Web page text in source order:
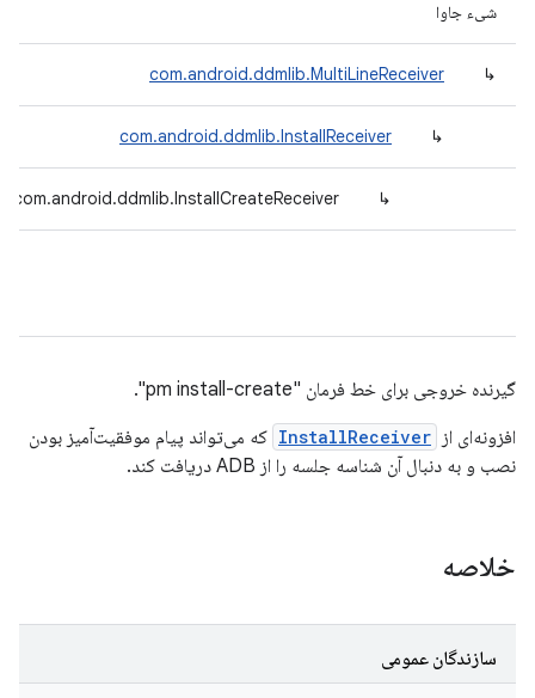
شیء جاوا
↳
com.android.ddmlib.MultiLineReceiver
↳
com.android.ddmlib.InstallReceiver
↳
com.android.ddmlib.InstallCreateReceiver
گیرنده خروجی برای خط فرمان "pm install-create".
افزونه‌ای از InstallReceiver که می‌تواند پیام موفقیت‌آمیز بودن
نصب و به دنبال آن شناسه جلسه را از ADB دریافت کند.
خلاصه
سازندگان عمومی